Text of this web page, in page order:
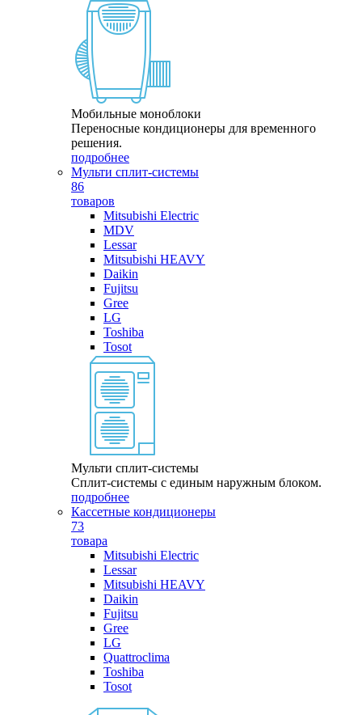
Мобильные моноблоки
Переносные кондиционеры для временного
решения.
подробнее
Мульти сплит-системы
86
товаров
Mitsubishi Electric
MDV
Lessar
Mitsubishi HEAVY
Daikin
Fujitsu
Gree
LG
Toshiba
Tosot
Мульти сплит-системы
Сплит-системы с единым наружным блоком.
подробнее
Кассетные кондиционеры
73
товара
Mitsubishi Electric
Lessar
Mitsubishi HEAVY
Daikin
Fujitsu
Gree
LG
Quattroclima
Toshiba
Tosot